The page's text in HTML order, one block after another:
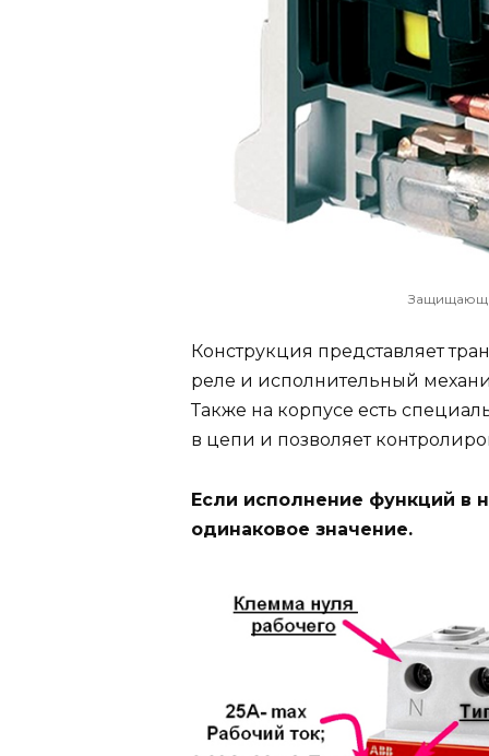
Конструкция представляет
реле и исполнительный
Также на корпусе есть
в цепи и позволяет
Если исполнение функций в
одинаковое значение.